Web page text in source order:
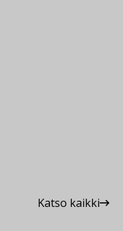
Katso kaikki